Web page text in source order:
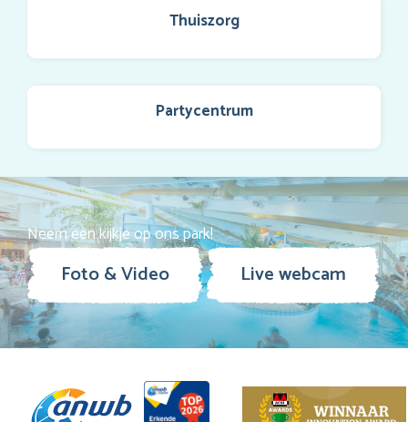
Thuiszorg
Partycentrum
Neem een kijkje op ons park!
Foto & Video Live webcam